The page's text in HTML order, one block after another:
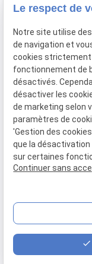
Plan
Adresses
Rue
place
Plan d'accès
Le respect de
Notre site utilise
de navigation et
cookies
fonctionnement de
désactivés.
désactiver les
de marketing selon
paramètres de
'Gestion des
que la
sur certaines
Continuer sans